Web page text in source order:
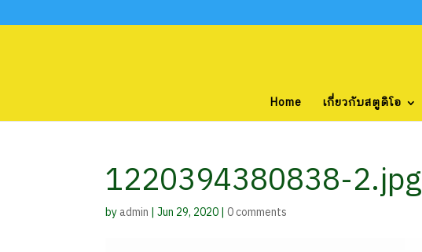
Home เกี่ยวกับสตูดิโอ
1220394380838-2.jpg
byadmin |Jun 29, 2020|0 comments